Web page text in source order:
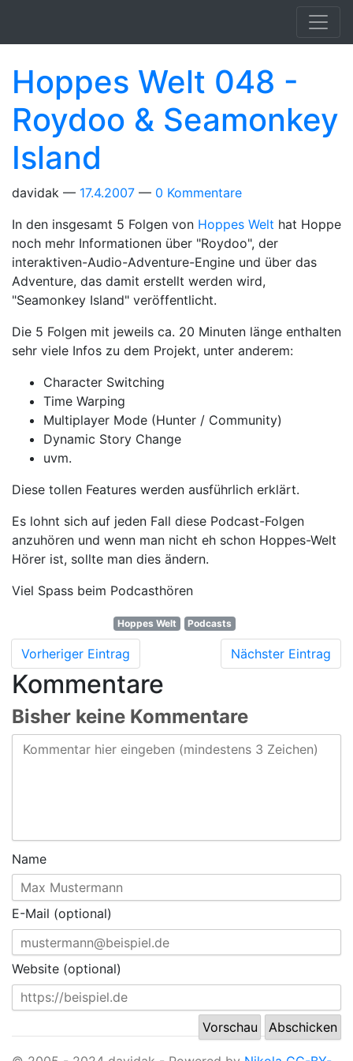
Hoppes Welt 048 -
Roydoo & Seamonkey
Island
davidak 17.4.2007
0 Kommentare
In den insgesamt 5 Folgen von Hoppes Welt hat Hoppe
noch mehr Informationen über "Roydoo", der
interaktiven-Audio-Adventure-Engine und über das
Adventure, das damit erstellt werden wird,
"Seamonkey Island" veröffentlicht.
Die 5 Folgen mit jeweils ca. 20 Minuten länge enthalten
sehr viele Infos zu dem Projekt, unter anderem:
Character Switching
Time Warping
Multiplayer Mode (Hunter / Community)
Dynamic Story Change
uvm.
Diese tollen Features werden ausführlich erklärt.
Es lohnt sich auf jeden Fall diese Podcast-Folgen
anzuhören und wenn man nicht eh schon Hoppes-Welt
Hörer ist, sollte man dies ändern.
Viel Spass beim Podcasthören
Hoppes Welt Podcasts
Vorheriger Eintrag Nächster Eintrag
Kommentare
Bisher keine Kommentare
Name
E-Mail (optional)
Website (optional)